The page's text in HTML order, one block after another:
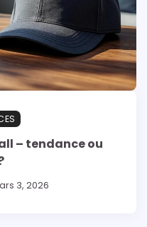
– tendance ou
3, 2026